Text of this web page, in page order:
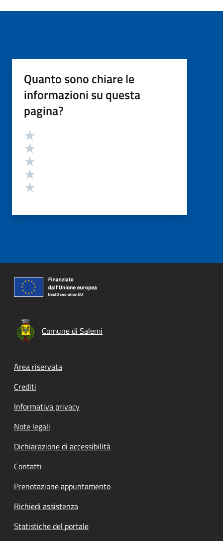
Quanto sono chiare le
informazioni su questa
pagina?
Valutazione
Comune di Salemi
Footer menu
Area riservata
Crediti
Informativa privacy
Note legali
Dichiarazione di accessibilità
Contatti
Prenotazione appuntamento
Richiedi assistenza
Statistiche del portale